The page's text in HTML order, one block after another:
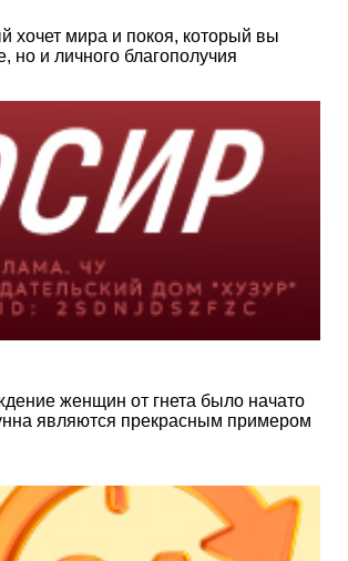
хочет мира и покоя, который вы
но и личного благополучия
женщин от гнета было начато
являются прекрасным примером